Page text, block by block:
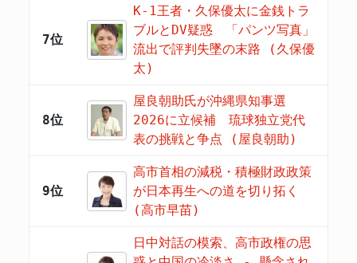
7位
K-1王者・久保優太に金銭トラ
ブルとDV疑惑 「パンツ写真」
流出で評判失墜の末路 (久保優
太)
8位
屋良朝助氏が沖縄県知事選
2026に立候補 琉球独立党代
表の挑戦と争点 (屋良朝助)
9位
高市首相の減税・積極財政政策
が日本再生への道を切り拓く
(高市早苗)
日中対話の模索、高市政権の思